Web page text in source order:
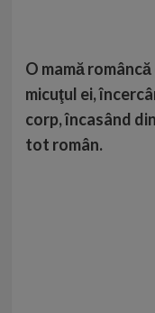
O mamă
micuţul ei,
corp, încasând
tot român.